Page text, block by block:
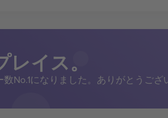
イス。
No.1になりました。ありがとうござ